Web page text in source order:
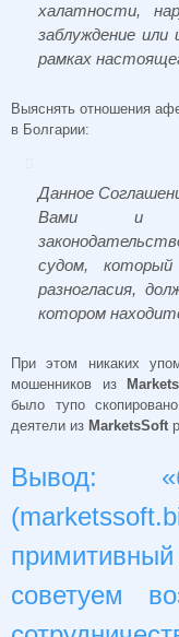
халатности,
заблуждение
рамках
Выяснять отношения
в Болгарии:
Данное
Вами и
судом,
разногласия,
котором
При этом никаких
мошенников из
было тупо
деятели из MarketsSoft
Вывод:
примитивный
советуем